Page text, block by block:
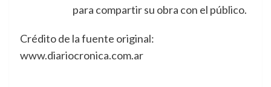
para compartir su obra con el público.
Crédito de la fuente original:
www.diariocronica.com.ar